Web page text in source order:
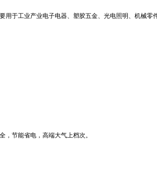
于工业产业电子电器、塑胶五金、光电照明、机械零
，节能省电，高端大气上档次。